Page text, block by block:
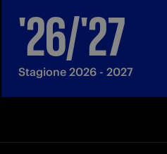
'26/'27
Stagione 2026 - 2027